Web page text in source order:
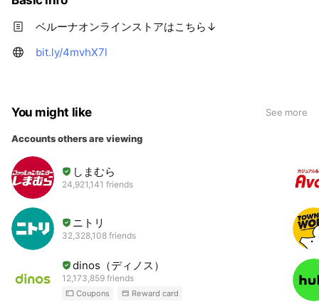
ベルーナオンラインストアはこちら↓
bit.ly/4mvhX7l
You might like See more
Accounts others are viewing
しまむら
24,921,141 friends
ニトリ
32,328,108 friends
dinos（ディノス）
12,173,859 friends
Coupons Reward card